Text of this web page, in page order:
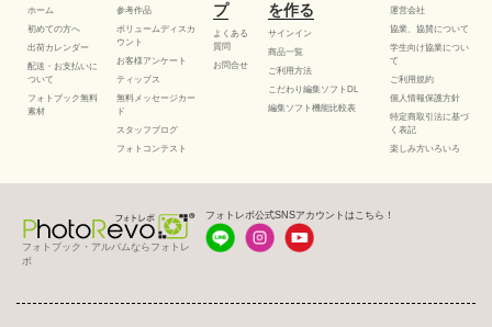
ホーム
初めての方へ
出荷カレンダー
配送・お支払いに
ついて
フォトブック無料
素材
参考作品
ボリュームディスカ
ウント
お客様アンケート
ティップス
無料メッセージカー
ド
スタッフブログ
フォトコンテスト
プ
よくある
質問
お問合せ
を作る
サインイン
商品一覧
ご利用方法
こだわり編集ソフトDL
編集ソフト機能比較表
運営会社
協業、協賛について
学生向け協業につい
て
ご利用規約
個人情報保護方針
特定商取引法に基づ
く表記
楽しみ方いろいろ
フォトブック・アルバムならフォトレ
ボ
フォトレボ公式SNSアカウントはこちら！